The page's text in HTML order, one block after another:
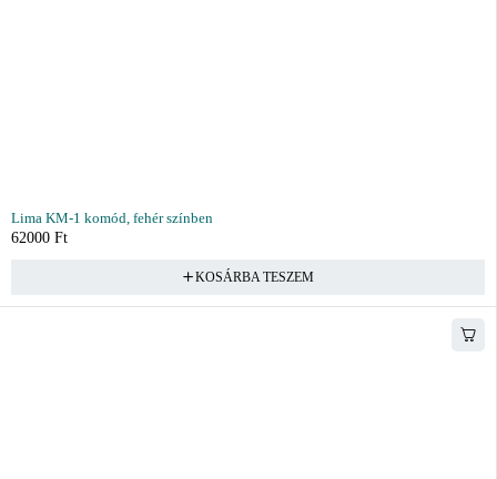
Lima KM-1 komód, fehér színben
62000 Ft
KOSÁRBA TESZEM